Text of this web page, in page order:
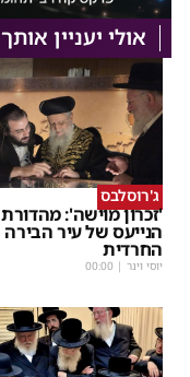
אולי יעניין אותך
ג'רוסלבס
'זכרון מוישה': מהדורת
הנייעס של עיר הבירה
החרדית
יוסי וינר |
00:00